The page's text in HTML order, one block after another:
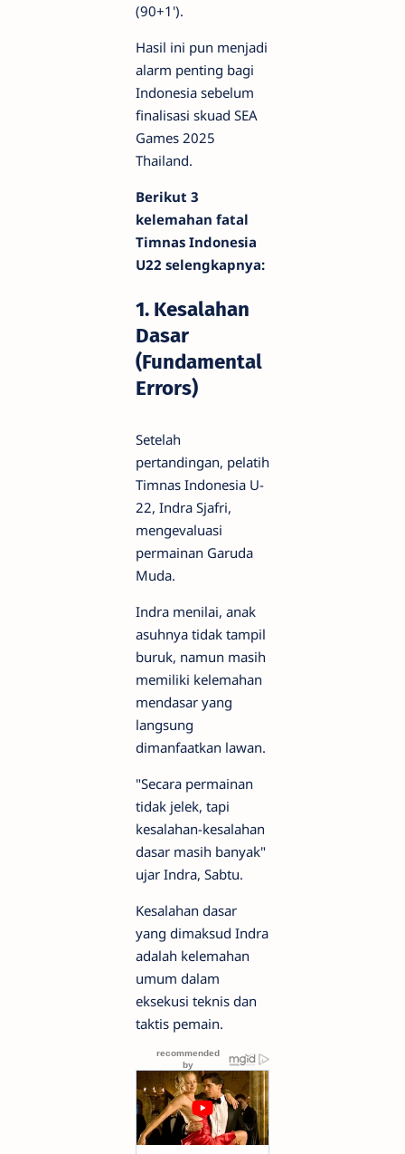
(90+1').
Hasil ini pun menjadi
alarm penting bagi
Indonesia sebelum
finalisasi skuad SEA
Games 2025
Thailand.
Berikut 3
kelemahan fatal
Timnas Indonesia
U22 selengkapnya:
1. Kesalahan
Dasar
(Fundamental
Errors)
Setelah
pertandingan, pelatih
Timnas Indonesia U-
22, Indra Sjafri,
mengevaluasi
permainan Garuda
Muda.
Indra menilai, anak
asuhnya tidak tampil
buruk, namun masih
memiliki kelemahan
mendasar yang
langsung
dimanfaatkan lawan.
"Secara permainan
tidak jelek, tapi
kesalahan-kesalahan
dasar masih banyak"
ujar Indra, Sabtu.
Kesalahan dasar
yang dimaksud Indra
adalah kelemahan
umum dalam
eksekusi teknis dan
taktis pemain.